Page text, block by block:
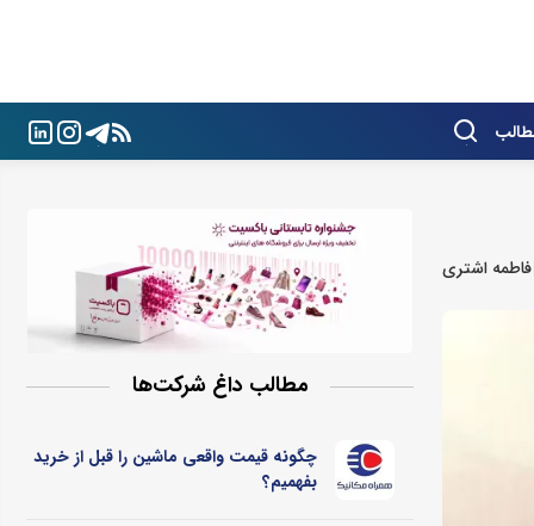
فاطمه اشتری
مطالب داغ شرکت‌ها
چگونه قیمت واقعی ماشین را قبل از خرید
بفهمیم؟